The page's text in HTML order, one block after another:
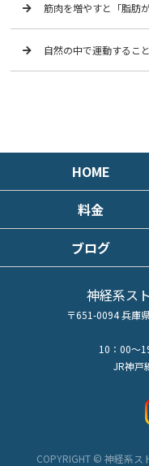
筋肉を増やすと「脂肪
自然の中で運動するこ
HOME
料金
ブログ
神経系ス
〒651-0094 兵庫
10：00～
JR神戸
COPYRIGHT © 神経系ス